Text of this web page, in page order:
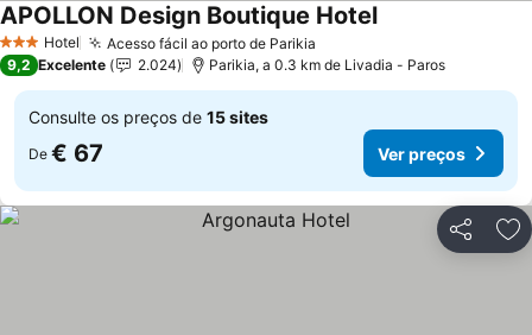
3 EstrelasHotel Acesso fácil ao porto de Parikia
APOLLON Design Boutique HotelVer preços
9,2 Excelente 2.024 Parikia, a 0.3 km de Livadia - Paros
Consulte os preços de 15 sites
De € 67 Ver preços
Partilhar